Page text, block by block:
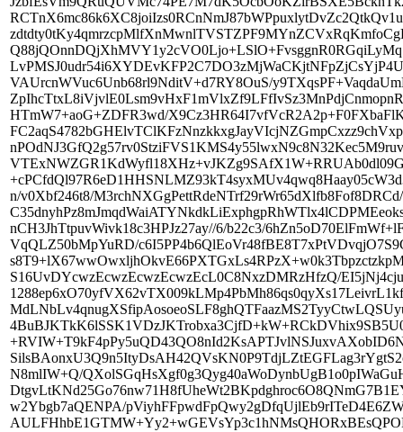
w0k3TbpzctzkpMlpk384+ac0JixIeD/xrSknppyY+pukqqSqaTHT3rik4lcjEZNjwjEcx2BMS16UvDYcwzEcwzEcwzEcwzEcL0C8NxzDMRzHfzQ/EI5jNj4cjuEYjucXpTzpFynRKZtTPqNxutsfP5r+UWpJ6sHUg2kzIN7kizP0F2Vc1288ep6xO70yfVX62vTX009kLMp4PbMh86qs0qyXs17LeivrL1kfZ32V9U02yX6ERkuh5bmchtw4iL/Oo9+oPppvDcdwDMdwDMdwDMdLNbLv4qnugXSfipAosoeoSLF8ghQTFaazMS2TyyCtwLQSUyumq+VmSDdCuhrrr4Y6NK3E1IrpRkLEBWKlfArSavkkpJvlY5A6EG4BuBJKTkK6lSSK1VDzJKTrobxa3CjfD+kW+RCkDVhix9SB5U0IN8sHIXVine2Y7sC0Beu0I9yB8E55N6S7EO6C8vWig8RC6oQe14su+RVIW+T9kF4pPy5uQD43QO8nId2KsAPTJvlNSJuxvAXobID6NO2CpxvFDVC+EdtuhFYvQurAkib5XUibQQ8bxR0g6UbokdZpkY9ASilsBAonxU3Q9n5ItyDsAH42QVsKN0P9TdjLZtEGFLag3rYgtS2oyS1A55i4FXnYihS2Ys2t2HYraOYEpLSODdqegHQrprSODXr5K6TN8mlIW+Q/QXolSGqHsXgf0g3Qyg40aWoDynbUgB1o0pIWaGuH+k+ITVD/FKT0aTOM4DFIN4MemlGHzaiNZujrbUhdCFMdNkPbVyDtgvLtKNd25Go76nw71H8fUheWt2BKpdghroc6O8QNmG7B1EYKIKV1diD/LqzjQpoutDEXUnYhZRfy6RK3Y8kOTFuwhI5FC8hC0w2Ybgb7aQENPA/pViyhFFpwdFpQwy2gDfqUjlEb9rITeD4E6ZWyXdwFFL4HKdXDLmy7C9vuEpuh5i6Ubhe1BPxBpjrVp4T+Uib90vAULFHhbE1GTMW+Yy2+wGEVsYp3c1hNMsQHORxBEsQPOBxJLOK3HI4iO/10NCRfVcjhaHJzRBmH9QZ1xO99vxIl6Ce+ymGBGONOcFgk6vg8DqtIZvwkDqtJXLyZwxFEF7+Yw5FkUvwKDkeRBX46GpIw8U8cjiZL420c1keJ8QeBsqBW0U8bJ73EYTXJTXoY4Qj6u1VJpzmsJllJxxGOhPLIackcVpP0pB6Eo6jeppVxGHQ1LQ1hDZTrprk4rCaWadUIR4OQyap0DjP9M5jpn8FM/wxm+mcw0z+Dmf4ZzPTPYKZ/BjP9M1hviJu2C+EYKnv2YxwG2bPvQFgL5bHZf+awmszOPoKwjvJm0XEY+Mn+HGEDlJssizisJvkWph8TpcPrm5AOqz+R6tDSymHQoaUG4TjKj2Uvh4EfixfhePpJacsLHFaTQgvTwySs/zWHaf03EE6k9XPSOAz1c9QIT6VjmrOWwzCmOXMRnoZjWsZh4IePnRnr38BhWr8B4TQ6pjmPcRjGNIfpLYvqJ+ctDoN+cp5BOIfSySUcpnT+QmFNkP41QfrXBMmlCZJLF1RfF1RfFzQuOt+4/IJIZDbJJ7NgJZVIPWkmDshXEjdphT8v6SJtWLIUMA/ANLVBuRNr5MKTEuKCKBErlG2D9l7SjpgDcgfU3gmpHWvqIVYC1gClDtIJJbVIvRX69fVTDdS7gHYH0JGArhtoOkkjwI0At8Ezj78fyc99PikAKN2PFRML8mADCm1QV4J+bdAPpdFIdvC6ywFrhlL6tAN4bPfLRPXgRDlc/fLThLqQSCngDfCEltpQE6EyMjpuLqmEvXTA00aUl2JNQLsT2nqwpANq2VFzEpT7xqMKeKLacWK7VtTtAmzvwBoO0gJ9Uk3bMZU4R766Epa3QwnVX5t/